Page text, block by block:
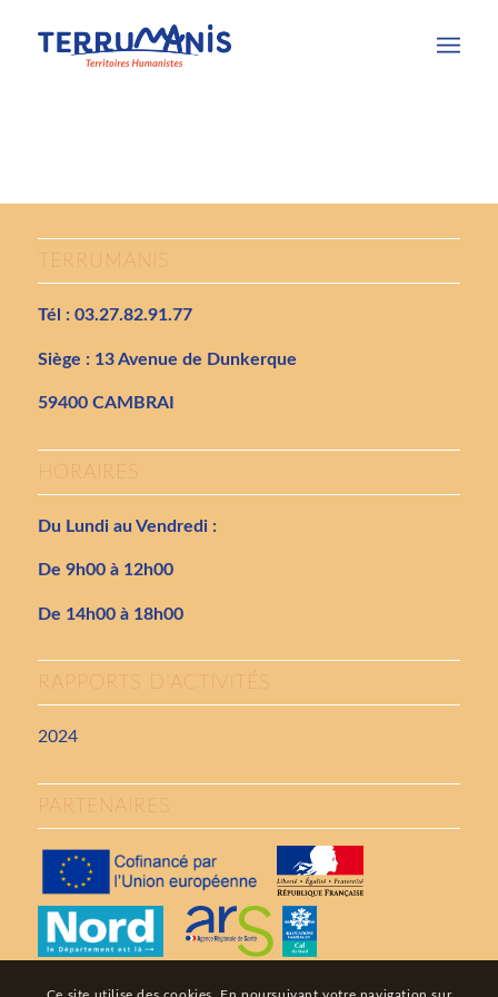
TERRUMANIS
Tél : 03.27.82.91.77
Siège : 13 Avenue de Dunkerque
59400 CAMBRAI
HORAIRES
Du Lundi au Vendredi :
De 9h00 à 12h00
De 14h00 à 18h00
RAPPORTS D’ACTIVITÉS
2024
PARTENAIRES